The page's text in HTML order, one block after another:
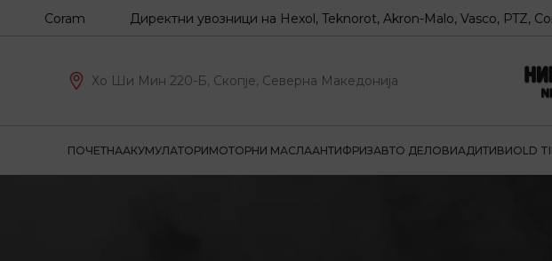
Coram Директни увозници на Hexol, Teknorot, Akron-Malo, Vasco, PTZ, Coram
Хо Ши Мин 220-Б, Скопје, Северна Македонија
ПОЧЕТНААКУМУЛАТОРИМОТОРНИ МАСЛААНТИФРИЗАВТО ДЕЛОВИАДИТИВИOLD